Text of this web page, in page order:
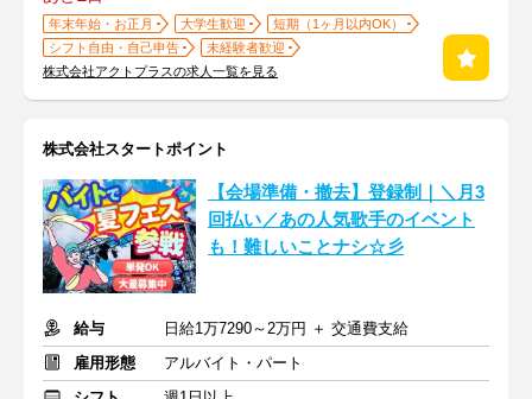
年末年始・お正月 大学生歓迎
短期（1ヶ月以内OK）
シフト自由・自己申告
未経験者歓迎
株式会社アクトプラスの求人一覧を見る
株式会社スタートポイント
【会場準備・撤去】登録制｜＼月3
回払い／あの人気歌手のイベント
も！難しいことナシ☆彡
給与
日給1万7290～2万円 ＋ 交通費支給
雇用形態
アルバイト・パート